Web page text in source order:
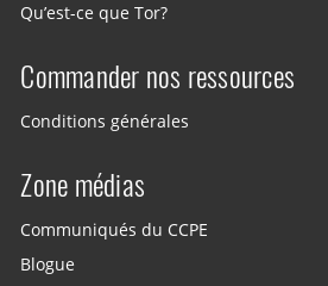
Qu’est-ce que Tor?
Commander nos ressources
Conditions générales
Zone médias
Communiqués du CCPE
Blogue